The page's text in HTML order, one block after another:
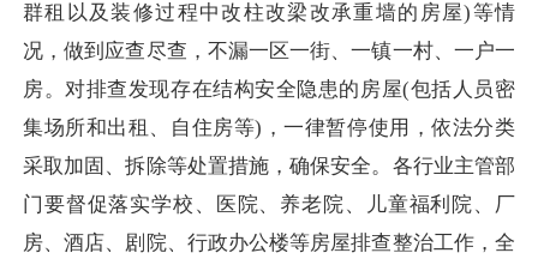
群租以及装修过程中改柱改梁改承重墙的房屋)等情
况，做到应查尽查，不漏一区一街、一镇一村、一户一
房。对排查发现存在结构安全隐患的房屋(包括人员密
集场所和出租、自住房等)，一律暂停使用，依法分类
采取加固、拆除等处置措施，确保安全。各行业主管部
门要督促落实学校、医院、养老院、儿童福利院、厂
房、酒店、剧院、行政办公楼等房屋排查整治工作，全